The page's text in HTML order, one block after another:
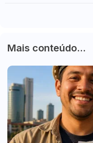
Mais conteúdo...